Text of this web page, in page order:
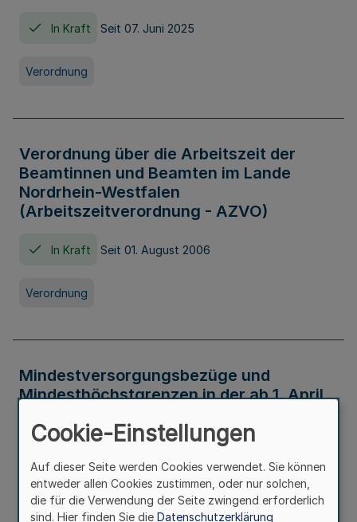
In Kraft Seit 07. Juni 2025
Verordnung
Verordnung über die Arbeitszeit der
Beamtinnen und Beamten im Lande
Nordrhein-Westfalen
(Arbeitszeitverordnung - AZVO)
In Kraft Seit 01. August 2006
Verordnung
Mindestversorgungsbezüge und
Mindesthöchstgrenzen in der ab 1. April
Verwaltungsvorschrift
Cookie-Einstellungen
Auf dieser Seite werden Cookies verwendet. Sie können
entweder allen Cookies zustimmen, oder nur solchen,
die für die Verwendung der Seite zwingend erforderlich
sind. Hier finden Sie die Datenschutzerklärung